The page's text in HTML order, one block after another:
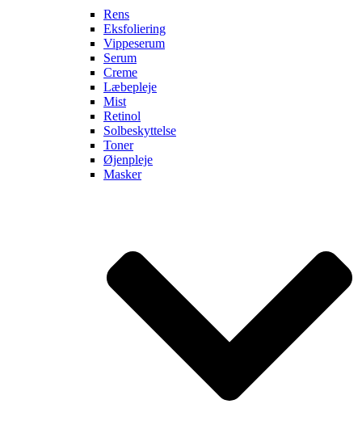
Rens
Eksfoliering
Vippeserum
Serum
Creme
Læbepleje
Mist
Retinol
Solbeskyttelse
Toner
Øjenpleje
Masker